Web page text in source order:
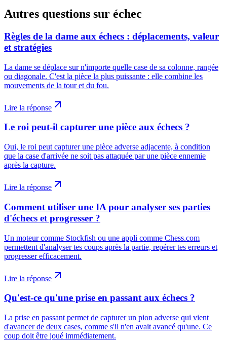
Autres questions sur échec
Règles de la dame aux échecs : déplacements, valeur
et stratégies
La dame se déplace sur n'importe quelle case de sa colonne, rangée
ou diagonale. C'est la pièce la plus puissante : elle combine les
mouvements de la tour et du fou.
Lire la réponse
Le roi peut-il capturer une pièce aux échecs ?
Oui, le roi peut capturer une pièce adverse adjacente, à condition
que la case d'arrivée ne soit pas attaquée par une pièce ennemie
après la capture.
Lire la réponse
Comment utiliser une IA pour analyser ses parties
d'échecs et progresser ?
Un moteur comme Stockfish ou une appli comme Chess.com
permettent d'analyser tes coups après la partie, repérer tes erreurs et
progresser efficacement.
Lire la réponse
Qu'est-ce qu'une prise en passant aux échecs ?
La prise en passant permet de capturer un pion adverse qui vient
d'avancer de deux cases, comme s'il n'en avait avancé qu'une. Ce
coup doit être joué immédiatement.